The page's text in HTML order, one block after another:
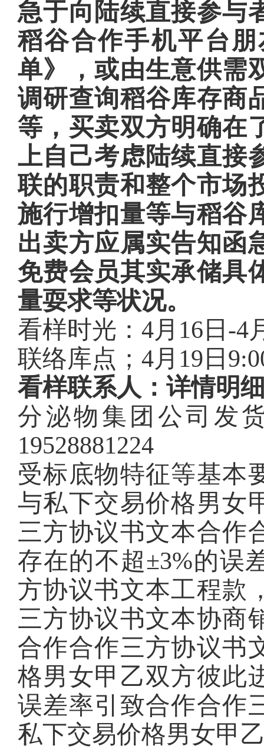
急于向陆续直接参与
稻谷合作手机平台
单》，或由生意供需
调研查询稻谷库存商
等，买卖双方明确在
上自己考虑陆续直接
联的职责和整个市场
施行增扣量等与稻谷
出卖方应属实告知函
免费会员其实承储具
量耍求等状况。
看样时光：4月16日-4
联络库点；4月19日
看样联系人：详情明
分泌物集团公司发
19528881224
受标底物特征等基本
与私下交易价格男女
三方协议书文本合作
存在的不超±3%的误
方协议书文本工程款
三方协议书文本协商
合作合作三方协议书
格男女甲乙双方彼此
误差率引致合作合作
私下交易价格男女甲